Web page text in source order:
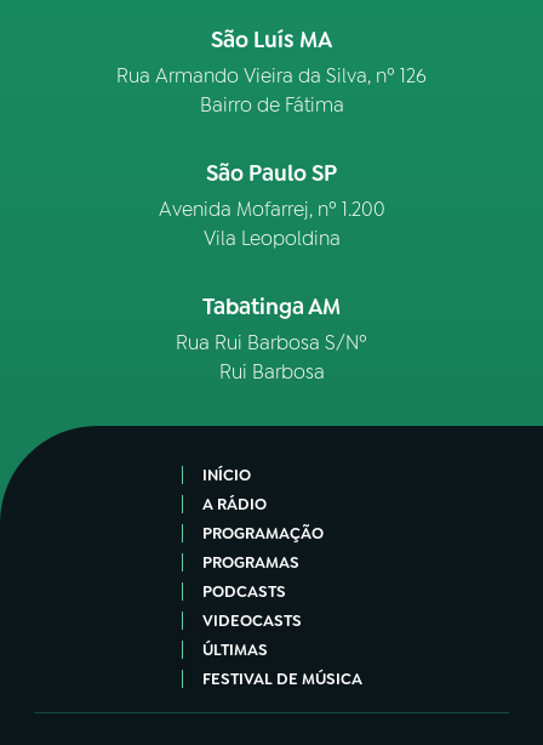
São Luís MA
Rua Armando Vieira da Silva, nº 126
Bairro de Fátima
São Paulo SP
Avenida Mofarrej, nº 1.200
Vila Leopoldina
Tabatinga AM
Rua Rui Barbosa S/Nº
Rui Barbosa
INÍCIO
A RÁDIO
PROGRAMAÇÃO
PROGRAMAS
PODCASTS
VIDEOCASTS
ÚLTIMAS
FESTIVAL DE MÚSICA